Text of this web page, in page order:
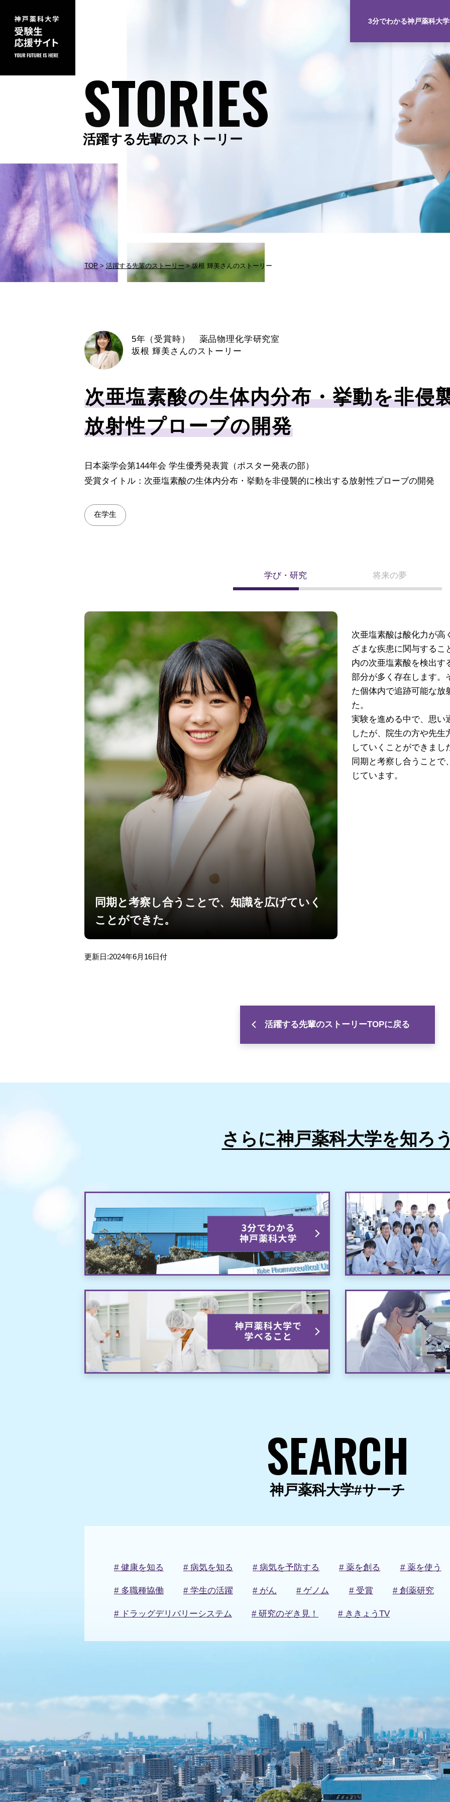
3分でわかる神戸薬科大学
STORIES
活躍する先輩のストーリー
TOP 活躍する先輩のストーリー 坂根 輝美さんのストーリー
5年（受賞時） 薬品物理化学研究室
坂根 輝美さんのストーリー
次亜塩素酸の生体内分布・挙動を非侵
放射性プローブの開発
日本薬学会第144年会 学生優秀発表賞（ポスター発表の部）
受賞タイトル：次亜塩素酸の生体内分布・挙動を非侵襲的に検出する放射性プローブの開発
在学生
学び・研究 将来の夢
同期と考察し合うことで、知識を広げていく
ことができた。
次亜塩素酸は酸化力が高
ざまな疾患に関与するこ
内の次亜塩素酸を検出す
部分が多く存在します。
た個体内で追跡可能な放
た。
実験を進める中で、思い
したが、院生の方や先
していくことができま
同期と考察し合うこと
じています。
更新日:2024年6月16日付
活躍する先輩のストーリーTOPに戻る
さらに神戸薬科大学を知ろ
SEARCH
神戸薬科大学#サーチ
# 健康を知る # 病気を知る # 病気を予防する # 薬を創る # 薬を使う
# 多職種協働 # 学生の活躍 # がん # ゲノム # 受賞 # 創薬研究
# ドラッグデリバリーシステム # 研究のぞき見！ # ききょうTV